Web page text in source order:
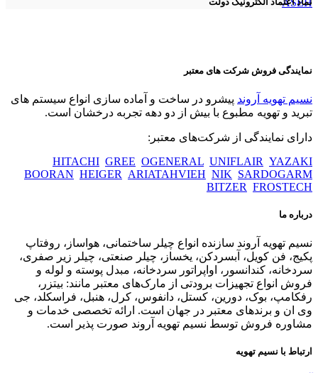
ASEH
نمایندگی فروش شرکت های معتبر
نسیم تهویه آروند پیشرو در ساخت و آماده سازی انواع سیستم های
تبرید و تهویه مطبوع با بیش از دو دهه تجربه درخشان است.
دارای نمایندگی از شرکت‌های معتبر:
HITACHI GREE OGENERAL UNIFLAIR YAZAKI
BOORAN HEIGER ARIATAHVIEH NIK SARDOGARM
BITZER FROSTECH
درباره ما
نسیم تهویه آروند سازنده انواع چیلر ساختمانی، هواساز، روفتاپ
پکیج، فن کویل، آبسردکن، یخساز، چیلر صنعتی، چیلر زیر صفری،
سردخانه، کندانسور، اواپراتور سردخانه، مبدل پوسته و لوله و
فروش انواع تجهیزات برودتی از مارک‌های معتبر مانند: بیتزر،
رفکامپ، بوک، دورین، کستل، دانفوس، کرل، هنبل، فراسکلد، جی
وی ان و برندهای معتبر در جهان است. ارائه تخصصی خدمات و
مشاوره فروش توسط نسیم تهویه آروند صورت پذیر است.
ارتباط با نسیم تهویه